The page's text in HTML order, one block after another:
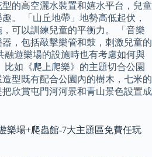
的高空灑水裝置和嬉水平台，兒童
。 「山丘地帶」地勢高低起伏，
可以訓練兒童的平衡力。 「音樂
，包括敲擊樂管和鼓，刺激兒童的
融遊樂場的設施時也有考慮如何與
如《爬上爬樂》的主題切合公園
型既有配合公園內的樹木，七米的
欣賞屯門河河景和青山景色設置成
樂場+爬蟲館-7大主題區免費任玩